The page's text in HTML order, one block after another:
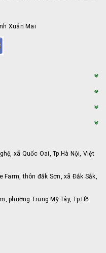
Xuân Mai
xã Quốc Oai, Tp.Hà Nội, Việt
thôn đắk Sơn, xã Đắk Sắk,
phường Trung Mỹ Tây, Tp.Hồ